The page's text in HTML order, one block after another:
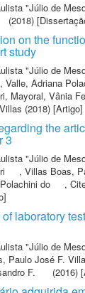
"Júlio de
(2018)
on the
study
"Júlio de
, Valle, Adriana
, Mayoral, Vânia
(2018) [Artigo]
the
3
"Júlio de
, Villas Boas,
do ,
laboratory
"Júlio de
Paulo José F.
F. (2016)